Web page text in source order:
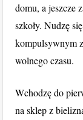
domu, a jeszcze
szkoły. Nudzę
kompulsywnym
wolnego czasu.
Wchodzę do
na sklep z